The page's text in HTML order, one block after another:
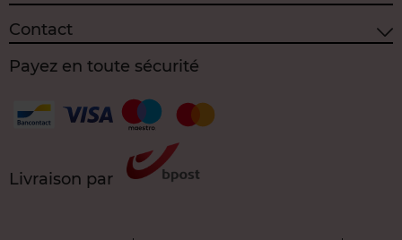
Contact
Payez en toute sécurité
Livraison par